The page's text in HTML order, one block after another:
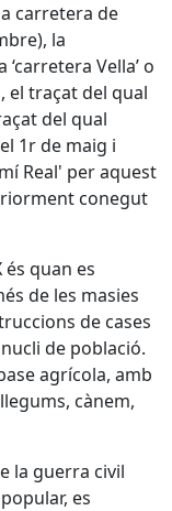
carretera de
la
Vella’ o
el traçat del qual
del qual
1r de maig i
Real' per aquest
conegut
quan es
de les masies
de cases
de població.
agrícola, amb
cànem,
la guerra civil
es